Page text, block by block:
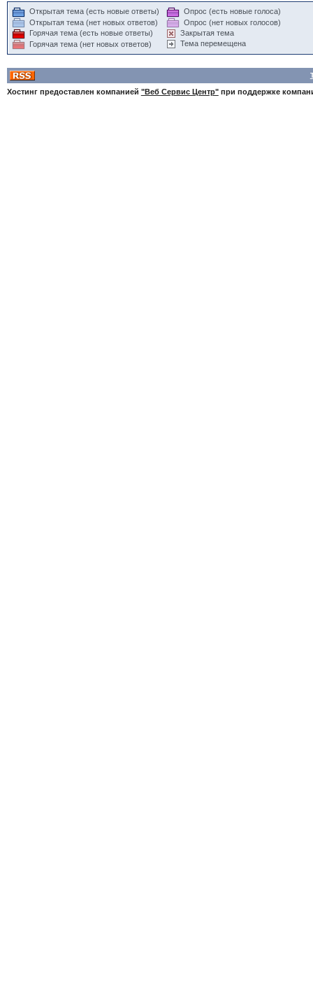
Открытая тема (есть новые ответы)
Открытая тема (нет новых ответов)
Горячая тема (есть новые ответы)
Горячая тема (нет новых ответов)
Опрос (есть новые голоса)
Опрос (нет новых голосов)
Закрытая тема
Тема перемещена
Хостинг предоставлен компанией "Веб Сервис Центр"при поддержке